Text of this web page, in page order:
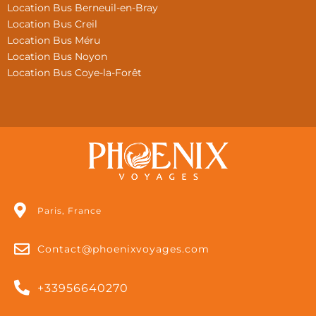
Location Bus Berneuil-en-Bray
Location Bus Creil
Location Bus Méru
Location Bus Noyon
Location Bus Coye-la-Forêt
Paris, France
Contact@phoenixvoyages.com
+33956640270